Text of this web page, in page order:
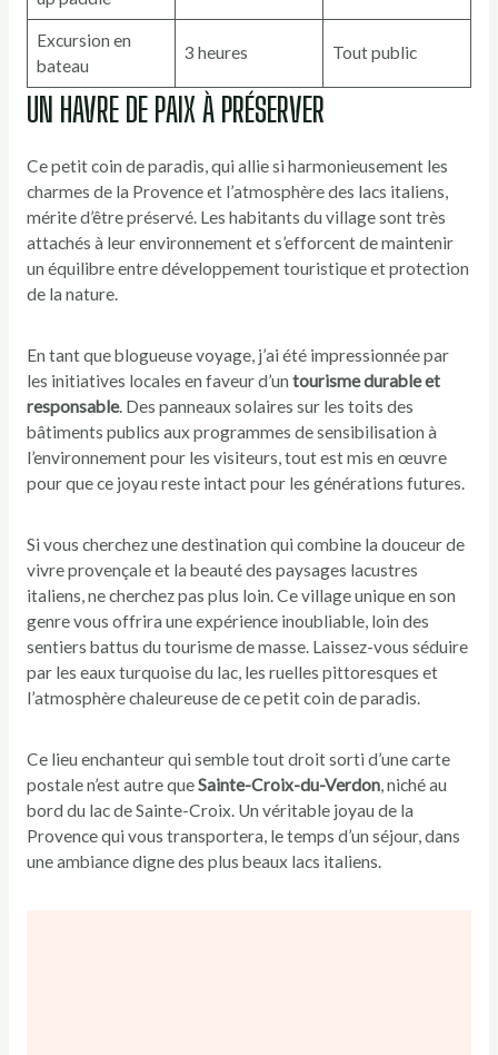
Excursion en
bateau
3 heures Tout public
UN HAVRE DE PAIX À PRÉSERVER
Ce petit coin de paradis, qui allie si harmonieusement les
charmes de la Provence et l’atmosphère des lacs italiens,
mérite d’être préservé. Les habitants du village sont très
attachés à leur environnement et s’efforcent de maintenir
un équilibre entre développement touristique et protection
de la nature.
En tant que blogueuse voyage, j’ai été impressionnée par
les initiatives locales en faveur d’un tourisme durable et
responsable. Des panneaux solaires sur les toits des
bâtiments publics aux programmes de sensibilisation à
l’environnement pour les visiteurs, tout est mis en œuvre
pour que ce joyau reste intact pour les générations futures.
Si vous cherchez une destination qui combine la douceur de
vivre provençale et la beauté des paysages lacustres
italiens, ne cherchez pas plus loin. Ce village unique en son
genre vous offrira une expérience inoubliable, loin des
sentiers battus du tourisme de masse. Laissez-vous séduire
par les eaux turquoise du lac, les ruelles pittoresques et
l’atmosphère chaleureuse de ce petit coin de paradis.
Ce lieu enchanteur qui semble tout droit sorti d’une carte
postale n’est autre queSainte-Croix-du-Verdon, niché au
bord du lac de Sainte-Croix. Un véritable joyau de la
Provence qui vous transportera, le temps d’un séjour, dans
une ambiance digne des plus beaux lacs italiens.